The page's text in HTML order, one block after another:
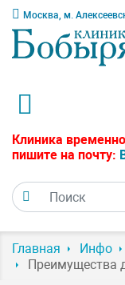
Москва, м.
Клиника
пишите на почту:
Главная Инфо
Преимущества